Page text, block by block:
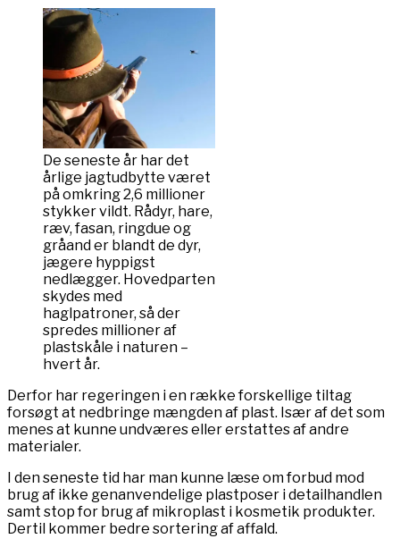
De seneste år har det
årlige jagtudbytte været
på omkring 2,6 millioner
stykker vildt. Rådyr, hare,
ræv, fasan, ringdue og
gråand er blandt de dyr,
jægere hyppigst
nedlægger. Hovedparten
skydes med
haglpatroner, så der
spredes millioner af
plastskåle i naturen –
hvert år.
Derfor har regeringen i en række forskellige tiltag
forsøgt at nedbringe mængden af plast. Især af det som
menes at kunne undværes eller erstattes af andre
materialer.
I den seneste tid har man kunne læse om forbud mod
brug af ikke genanvendelige plastposer i detailhandlen
samt stop for brug af mikroplast i kosmetik produkter.
Dertil kommer bedre sortering af affald.